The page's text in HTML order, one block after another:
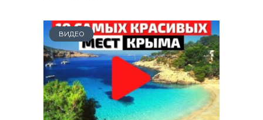
ВИДЕО